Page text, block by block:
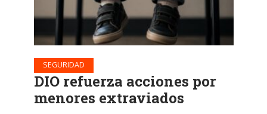
SEGURIDAD
DIO refuerza acciones por
menores extraviados